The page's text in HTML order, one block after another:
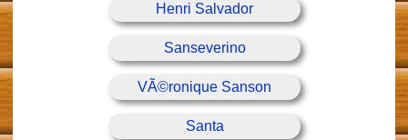
Henri Salvador
Sanseverino
VÃ©ronique Sanson
Santa